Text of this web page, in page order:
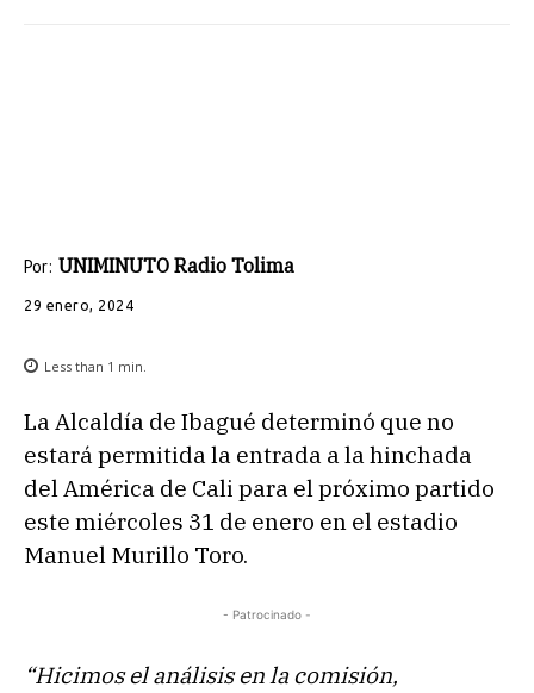
Por: UNIMINUTO Radio Tolima
29 enero, 2024
Less than 1 min.
La Alcaldía de Ibagué determinó que no
estará permitida la entrada a la hinchada
del América de Cali para el próximo partido
este miércoles 31 de enero en el estadio
Manuel Murillo Toro.
- Patrocinado -
“Hicimos el análisis en la comisión,